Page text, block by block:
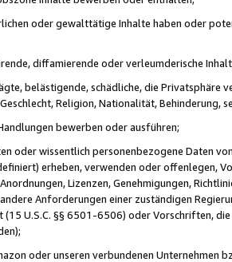
oder gewalttätige Inhalte haben oder
diffamierende oder verleumderische
belästigende, schädliche, die Privatsphäre
Religion, Nationalität, Behinderung,
bewerben oder ausführen;
oder wissentlich personenbezogene Daten
erheben, verwenden oder offenlegen,
Lizenzen, Genehmigungen,
Anforderungen einer zuständigen
(15 U.S.C. §§ 6501-6506) oder Vorschriften,
oder unseren verbundenen Unternehmen